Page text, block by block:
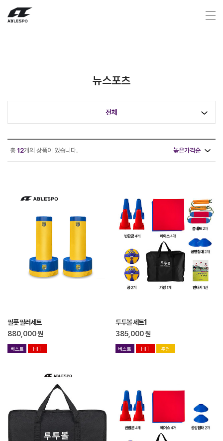
뉴스포츠
전체
총 12개의 상품이 있습니다. 높은가격순
필풋 필러세트
880,000원
베스트 HIT
투투볼 세트1
385,000원
베스트 HIT 추천